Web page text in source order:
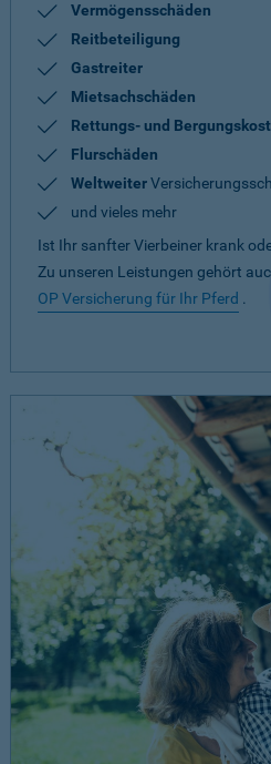
Vermögensschäden
Reitbeteiligung
Gastreiter
Mietsachschäden
Rettungs- und
Flurschäden
Weltweiter
und vieles mehr
Ist Ihr sanfter Vierbeiner krank
Zu unseren Leistungen gehört
OP Versicherung für Ihr Pferd .